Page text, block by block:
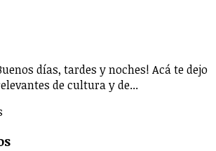
días, tardes y noches! Acá te dejo
de cultura y de...